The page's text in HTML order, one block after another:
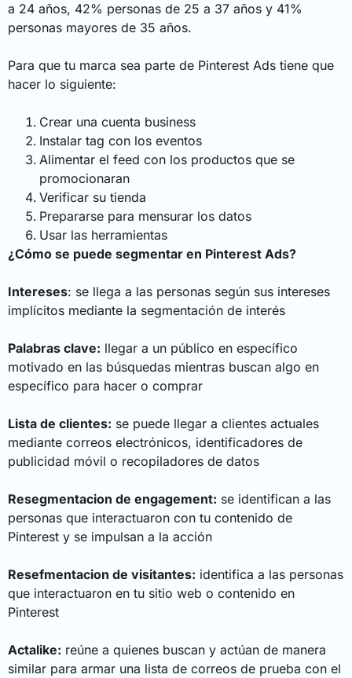
a 24 años, 42% personas de 25 a 37 años y 41%
personas mayores de 35 años.
Para que tu marca sea parte de Pinterest Ads tiene que
hacer lo siguiente:
Crear una cuenta business
Instalar tag con los eventos
Alimentar el feed con los productos que se
promocionaran
Verificar su tienda
Prepararse para mensurar los datos
Usar las herramientas
¿Cómo se puede segmentar en Pinterest Ads?
Intereses: se llega a las personas según sus intereses
implícitos mediante la segmentación de interés
Palabras clave: llegar a un público en específico
motivado en las búsquedas mientras buscan algo en
específico para hacer o comprar
Lista de clientes: se puede llegar a clientes actuales
mediante correos electrónicos, identificadores de
publicidad móvil o recopiladores de datos
Resegmentacion de engagement: se identifican a las
personas que interactuaron con tu contenido de
Pinterest y se impulsan a la acción
Resefmentacion de visitantes: identifica a las personas
que interactuaron en tu sitio web o contenido en
Pinterest
Actalike: reúne a quienes buscan y actúan de manera
similar para armar una lista de correos de prueba con el